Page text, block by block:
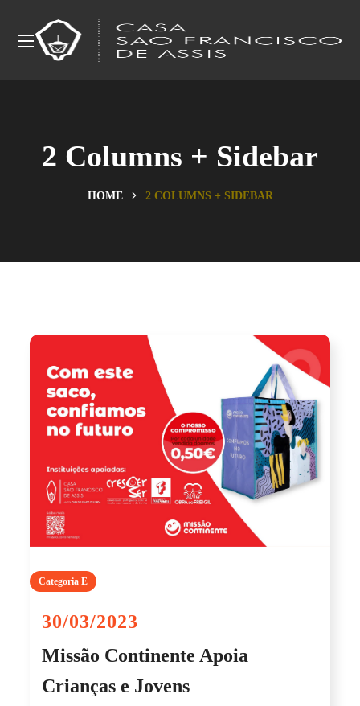
2 Columns + Sidebar
HOME 2 COLUMNS + SIDEBAR
Categoria E
30/03/2023
Missão Continente Apoia
Crianças e Jovens